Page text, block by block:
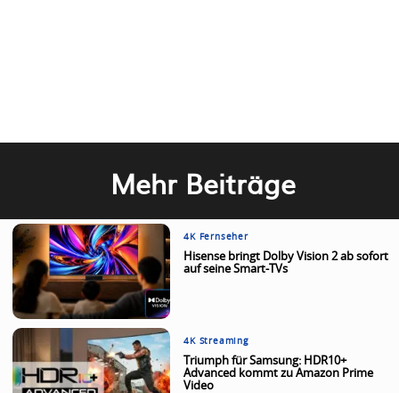
Mehr Beiträge
4K Fernseher
Hisense bringt Dolby Vision 2 ab sofort
auf seine Smart-TVs
4K Streaming
Triumph für Samsung: HDR10+
Advanced kommt zu Amazon Prime
Video